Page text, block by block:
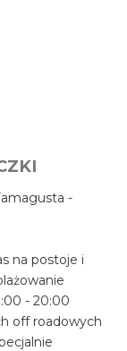
-
na postoje i
- 20:00
off roadowych